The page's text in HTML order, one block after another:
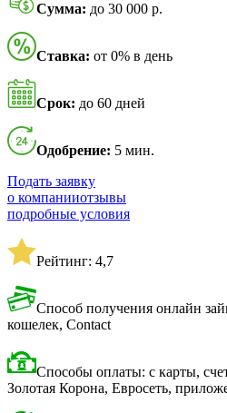
Сумма: до 30 000 р.
Ставка: от 0% в день
Срок: до 60 дней
Одобрение: 5 мин.
Подать заявку
о компанииотзывы
подробные условия
Рейтинг: 4,7
Способ получения онлайн
кошелек, Contact
Способы оплаты: с карты,
Золотая Корона, Евросеть,